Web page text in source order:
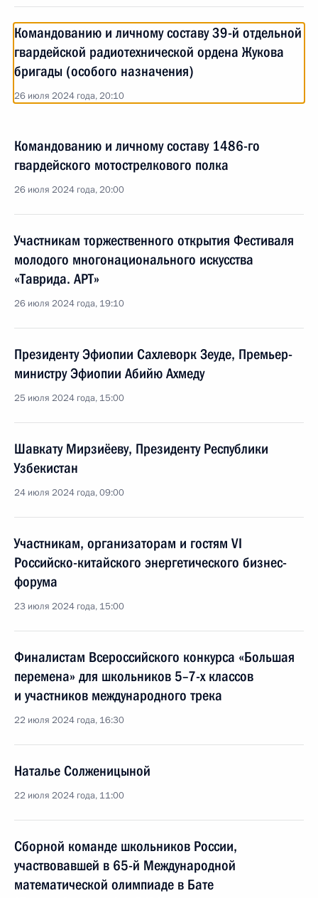
Командованию и личному составу 39-й отдельной
гвардейской радиотехнической ордена Жукова
бригады (особого назначения)
26 июля 2024 года, 20:10
Командованию и личному составу 1486-го
гвардейского мотострелкового полка
26 июля 2024 года, 20:00
Участникам торжественного открытия Фестиваля
молодого многонационального искусства
«Таврида. АРТ»
26 июля 2024 года, 19:10
Президенту Эфиопии Сахлеворк Зеуде, Премьер-
министру Эфиопии Абийю Ахмеду
25 июля 2024 года, 15:00
Шавкату Мирзиёеву, Президенту Республики
Узбекистан
24 июля 2024 года, 09:00
Участникам, организаторам и гостям VI
Российско-китайского энергетического бизнес-
форума
23 июля 2024 года, 15:00
Финалистам Всероссийского конкурса «Большая
перемена» для школьников 5–7-х классов
и участников международного трека
22 июля 2024 года, 16:30
Наталье Солженицыной
22 июля 2024 года, 11:00
Сборной команде школьников России,
участвовавшей в 65-й Международной
математической олимпиаде в Бате